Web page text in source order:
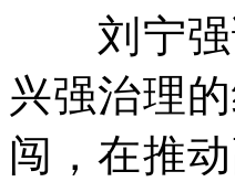
刘宁强
兴强治理
闯，在推